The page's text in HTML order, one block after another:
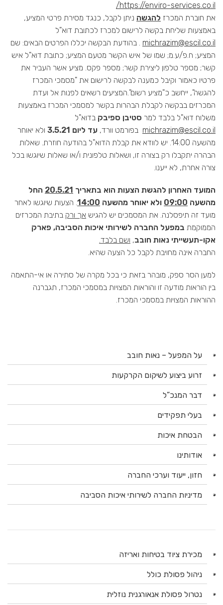
https://enviro-services.co.il/
את חוברת המכרז להגשה ניתן לקבל, כנגד מסירת פרטי המציע,
באמצעות שליחת בקשה לרישום למכרז לכתובת דוא"ל
michrazim@escil.co.il . בהודעת הבקשה יכללו הפרטים הבאים: שם
המציע; ח.פ/ע.מ; שמו של איש הקשר מטעם המציע; כתובת דוא"ל איש
קשר; מספר טלפון ליצירת קשר; מספר פקס. מציע אשר העביר את
פרטיו כאמור וקיבל כמענה לבקשה לרישום את "מסמכי המכרז
להגשה", ייחשב כ"מציע רשום".המציעים רשאים לפנות אל ועדת
המכרזים בבקשה לקבלת הבהרות בקשר למסמכי המכרז באמצעות
משלוח דוא"ל בלבד למר סטיבן ספיבק בדוא"ל
michrazim@escil.co.il בפורמט וורד, עד ליום 3.5.21
ולא יאוחר
מהשעה 14:00. יש לוודא את קבלת הדוא"ל בהודעה חוזרת. שאלות
הבהרה יתקבלו רק בצורה זו, ושאלות טלפונית ו/או שאלות שיוגשו בכל
צורה אחרת, לא ייענו.
המועד האחרון להגשת הצעות הוא בתאריך 20.5.21 החל
מהשעה 09:00 ולא יאוחר מהשעה 14:00. הצעות שיוגשו לאחר
מועד זה תיפסלנה. את המסמכים יש להגיש אך ורק בתיבת המכרזים
הממוקמת במפעל החברה לשירותי איכות הסביבה, פארק
אקו-תעשייתי נאות חובב, ושם בלבד.
החברה אינה מחויבת לקבל כל הצעה שהיא.
למען הסר ספק, מובהר בזאת כי בכל מקרה של סתירה או אי-התאמה
בין הוראות מודעה זו והוראות המצויות במסמכי המכרז, תגברנה
ההוראות המצויות במסמכי המכרז.
על המפעל – נאות חובב
זרוע ביצוע לשיקום הקרקעות
דבר המנכ”ל
בעלי תפקידים
הבטחת איכות
אודותינו
חזון, ייעוד וערכי החברה
מדיניות החברה לשירותי איכות הסביבה
מכירת ציוד בטיחות ואריזה
ניהול פסולת כולל
נטרול פסולת אנאורגנית נוזלית